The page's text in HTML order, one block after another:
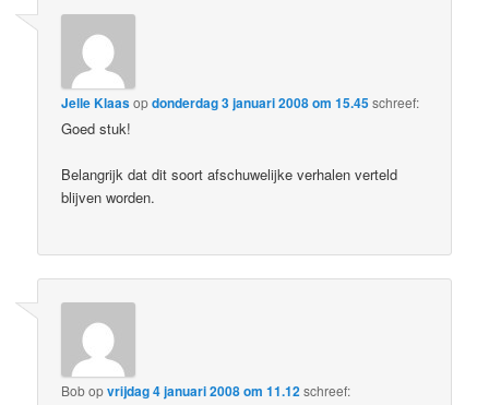
Jelle Klaasopdonderdag 3 januari 2008 om 15.45schreef:
Goed stuk!
Belangrijk dat dit soort afschuwelijke verhalen verteld
blijven worden.
Bobopvrijdag 4 januari 2008 om 11.12schreef: